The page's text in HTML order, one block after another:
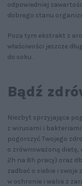
odpowiedniej
dobrego stanu
Poza tym ekstrakt z
właściwości jeszcze
do soku.
Bądź
Niezbyt sprzyjająca
z wirusami i bakteriami
pogorszyć Twojego
o zrównoważoną dietę,
2h na 8h pracy) oraz
zadbać o siebie i
w ochronie i walce z